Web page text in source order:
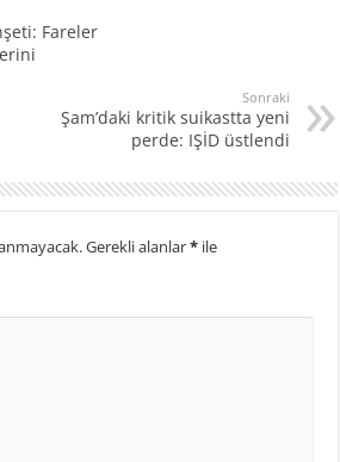
Fareler
Sonraki
Şam’daki kritik suikastta yeni
perde: IŞİD üstlendi
Gerekli alanlar* ile